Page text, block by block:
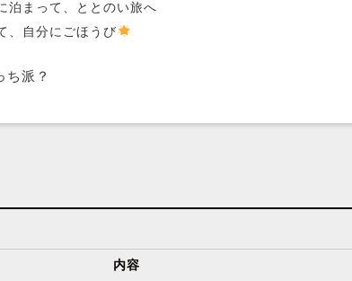
泊まって、ととのい旅へ
、自分にごほうび
ち派？
内容